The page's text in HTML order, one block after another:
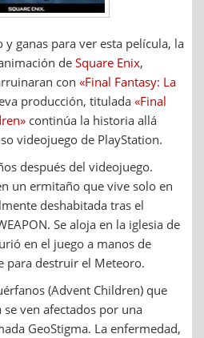
ganas para ver esta película, la
deSquare Enix,
con «Final Fantasy: La
producción, titulada «Final
continúa la historia allá
videojuego de PlayStation.
después del videojuego.
un ermitaño que vive solo en
deshabitada tras el
Se aloja en la iglesia de
en el juego a manos de
para destruir el Meteoro.
(Advent Children) que
ven afectados por una
GeoStigma. La enfermedad,